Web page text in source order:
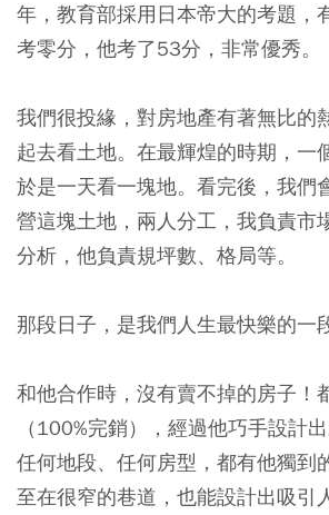
年，教育部採用日本帝大的考題，
考零分，他考了53分，非常優秀。
我們很投緣，對房地產有著無比的
起去看土地。在最輝煌的時期，一
於是一天看一塊地。看完後，我們
營這塊土地，兩人分工，我負責市
分析，他負責規坪數、格局等。
那段日子，是我們人生最快樂的一
和他合作時，沒有賣不掉的房子！
（100%完銷），經過他巧手設計
任何地段、任何房型，都有他獨到
至在很窄的巷道，也能設計出吸引